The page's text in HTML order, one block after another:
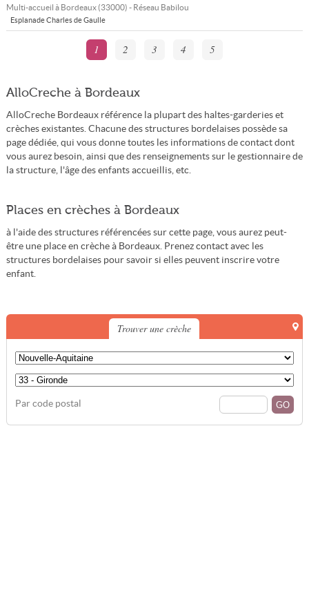
Multi-accueil à Bordeaux(33000) - Réseau Babilou
Esplanade Charles de Gaulle
1 2 3 4 5
AlloCreche à Bordeaux
AlloCreche Bordeaux référence la plupart des haltes-garderies et
crèches existantes. Chacune des structures bordelaises possède sa
page dédiée, qui vous donne toutes les informations de contact dont
vous aurez besoin, ainsi que des renseignements sur le gestionnaire de
la structure, l'âge des enfants accueillis, etc.
Places en crèches à Bordeaux
à l'aide des structures référencées sur cette page, vous aurez peut-
être une place en crèche à Bordeaux. Prenez contact avec les
structures bordelaises pour savoir si elles peuvent inscrire votre
enfant.
Trouver une crèche
Par code postal